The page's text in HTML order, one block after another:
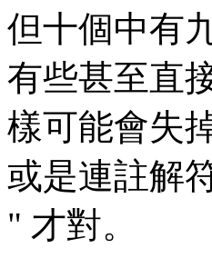
但十個中有
有些甚至直
樣可能會失
或是連註解
" 才對。